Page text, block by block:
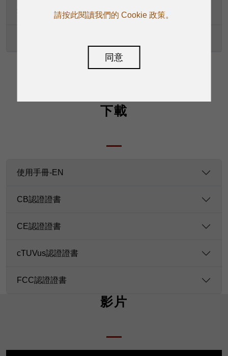
數位音訊
下載
使用手冊-EN
CB認證證書
CE認證證書
cTUVus認證證書
FCC認證證書
影片
請按此閱讀我們的 Cookie 政策。
同意